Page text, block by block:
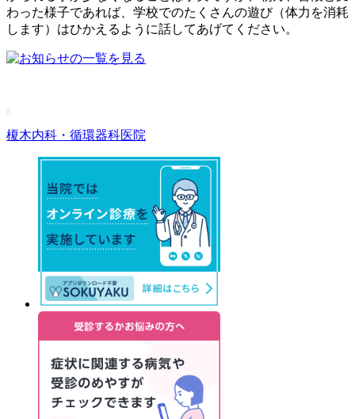
わった様子であれば、学校でのたくさんの遊び（体力を消耗
します）はひかえるように話してあげてください。
榎木内科・循環器科医院